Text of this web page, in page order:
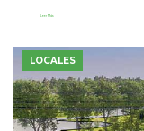
Leer Más
LOCALES